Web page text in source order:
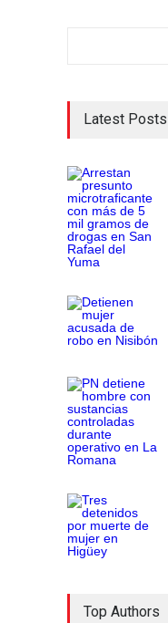
Latest Posts
Top Authors